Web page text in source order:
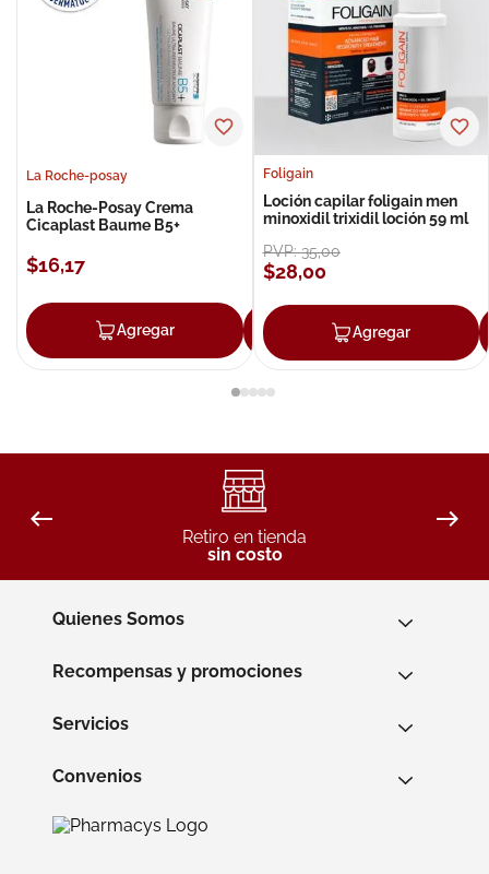
La Roche-posay
La Roche-Posay Crema
Cicaplast Baume B5+
$16,17
Agregar Agregar
Foligain
Loción capilar foligain men
minoxidil trixidil loción 59 ml
PVP:35,00
$28,00
Agregar
Retiro en tienda
sin costo
Quienes Somos
Recompensas y promociones
Servicios
Convenios